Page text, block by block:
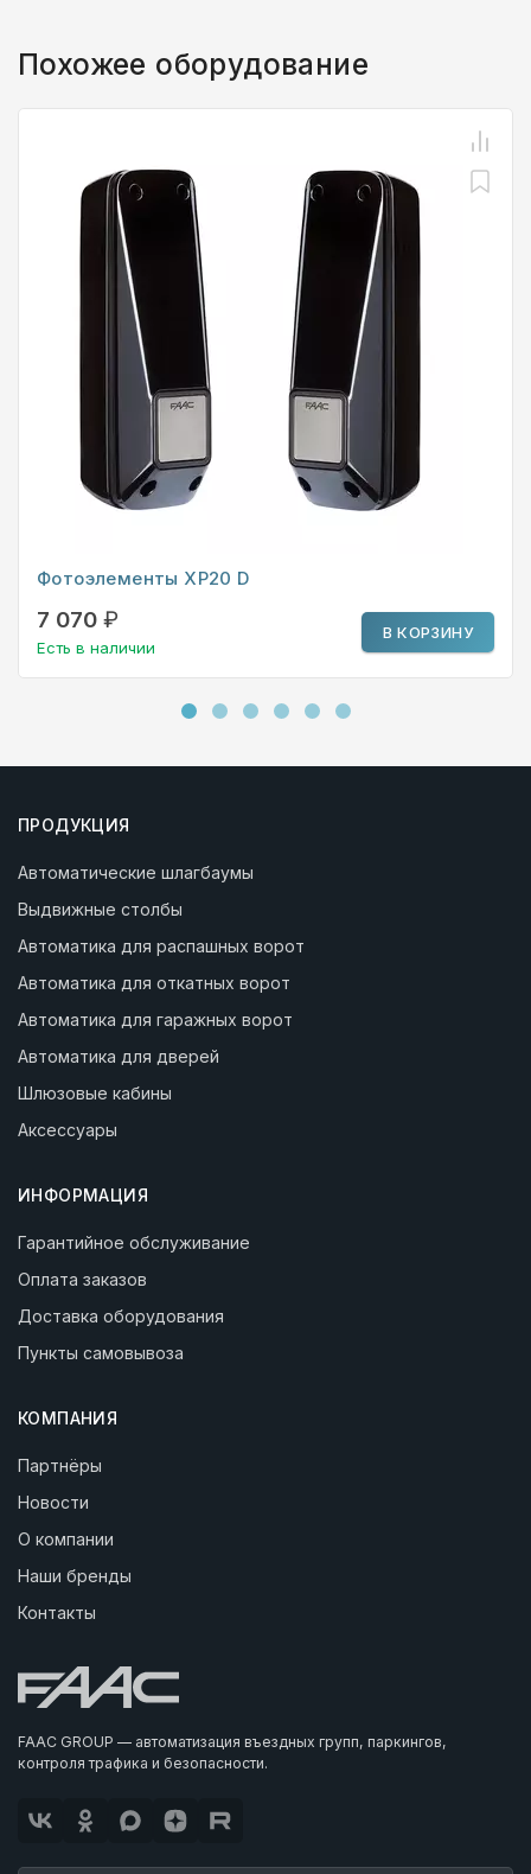
Похожее оборудование
Фотоэлементы XP20 D
7 070 ₽
Есть в наличии
В КОРЗИНУ
ПРОДУКЦИЯ
Автоматические шлагбаумы
Выдвижные столбы
Автоматика для распашных ворот
Автоматика для откатных ворот
Автоматика для гаражных ворот
Автоматика для дверей
Шлюзовые кабины
Аксессуары
ИНФОРМАЦИЯ
Гарантийное обслуживание
Оплата заказов
Доставка оборудования
Пункты самовывоза
КОМПАНИЯ
Партнёры
Новости
О компании
Наши бренды
Контакты
FAAC GROUP — автоматизация въездных групп, паркингов,
контроля трафика и безопасности.